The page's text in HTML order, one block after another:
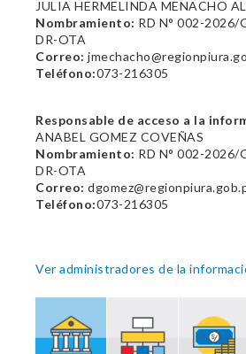
JULIA HERMELINDA MENACHO
Nombramiento: RD N° 002-2026/
DR-OTA
Correo:
Teléfono:073-216305
Responsable de acceso a la
ANABEL GOMEZ COVEÑAS
Nombramiento: RD N° 002-2026/
DR-OTA
Correo:
Teléfono:073-216305
Ver administradores de la